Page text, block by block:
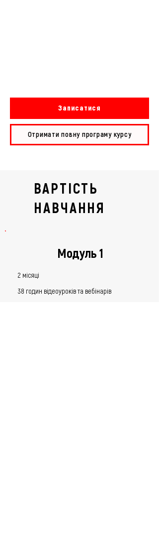
Записатися
Отримати повну програму курсу
ВАРТІСТЬ
НАВЧАННЯ
Модуль 1
2 місяці
38 годин відеоуроків та вебінарів